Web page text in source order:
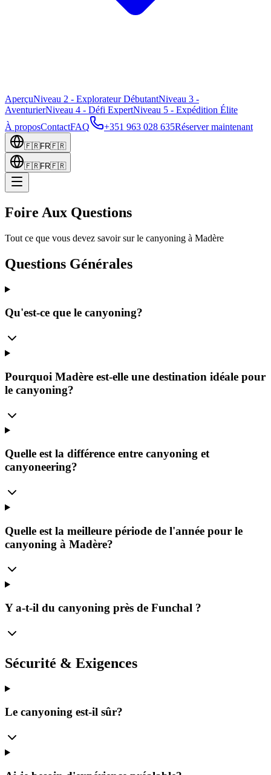
AperçuNiveau 2 - Explorateur DébutantNiveau 3 -
AventurierNiveau 4 - Défi ExpertNiveau 5 - Expédition Élite
À proposContactFAQ +351 963 028 635Réserver maintenant
🇫🇷FR🇫🇷
🇫🇷FR🇫🇷
Foire Aux Questions
Tout ce que vous devez savoir sur le canyoning à Madère
Questions Générales
Qu'est-ce que le canyoning?
Pourquoi Madère est-elle une destination idéale pour
le canyoning?
Quelle est la différence entre canyoning et
canyoneering?
Quelle est la meilleure période de l'année pour le
canyoning à Madère?
Y a-t-il du canyoning près de Funchal ?
Sécurité & Exigences
Le canyoning est-il sûr?